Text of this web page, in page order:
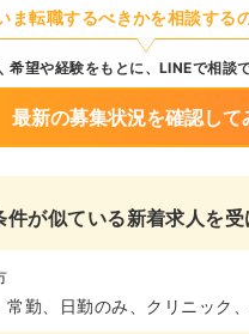
ま転職するべきかを相談する
希望や経験をもとに、LINEで相談
最新の募集状況を確認して
件が似ている新着求人を受
常勤、日勤のみ、クリニック